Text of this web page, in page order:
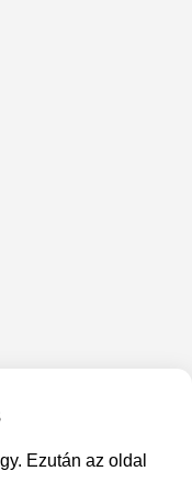
Ezután az oldal